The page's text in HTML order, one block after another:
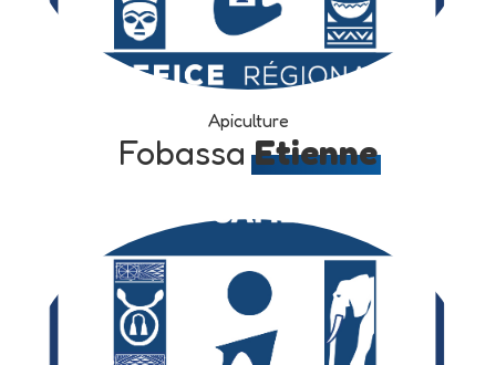
Apiculture
FobassaEtienne